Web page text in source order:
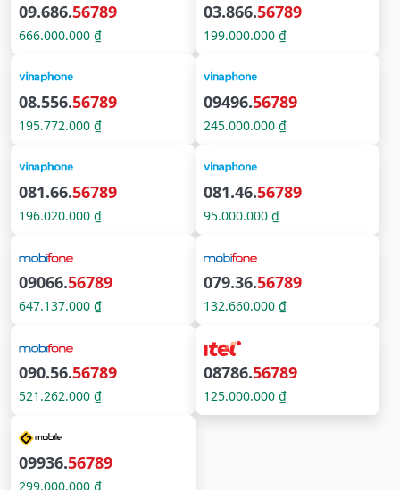
09.686.56789
666.000.000 ₫
03.866.56789
199.000.000 ₫
08.556.56789
195.772.000 ₫
09496.56789
245.000.000 ₫
081.66.56789
196.020.000 ₫
081.46.56789
95.000.000 ₫
09066.56789
647.137.000 ₫
079.36.56789
132.660.000 ₫
090.56.56789
521.262.000 ₫
08786.56789
125.000.000 ₫
09936.56789
299.000.000 ₫